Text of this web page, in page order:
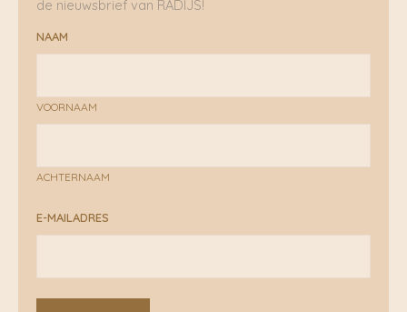
de nieuwsbrief van RADIJS!
NAAM
VOORNAAM
ACHTERNAAM
E-MAILADRES